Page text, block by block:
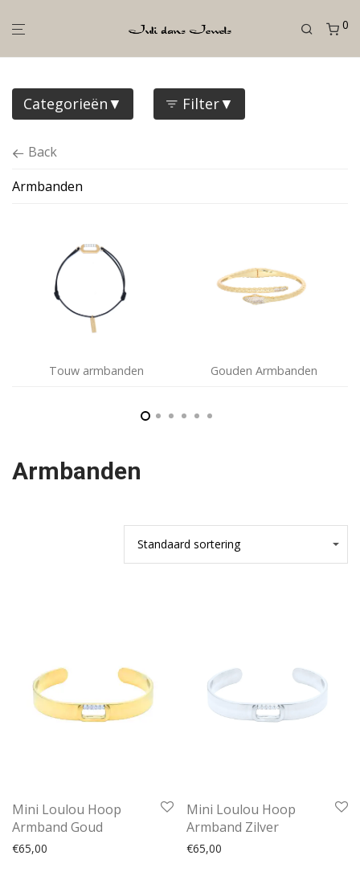
0
Categorieën Filter
Back
Armbanden
Touw armbanden Gouden Armbanden
Armbanden
Mini Loulou Hoop
Armband Goud
€65,00
Mini Loulou Hoop
Armband Zilver
€65,00